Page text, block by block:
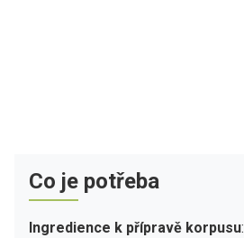
Co je potřeba
Ingredience k přípravě korpusu: